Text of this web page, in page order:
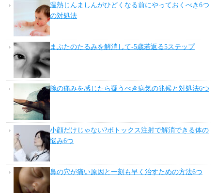
温熱じんましんがひどくなる前にやっておくべき6つ
の対処法
まぶたのたるみを解消して-5歳若返る5ステップ
腕の痛みを感じたら疑うべき病気の兆候と対処法6つ
小顔だけじゃない?ボトックス注射で解消できる体の
悩み6つ
鼻の穴が痛い原因と一刻も早く治すための方法6つ